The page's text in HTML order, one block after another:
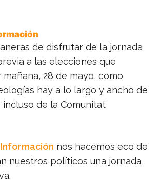
de disfrutar de la jornada
a las elecciones que
28 de mayo, como
hay a lo largo y ancho de
de la Comunitat
nos hacemos eco de
nuestros políticos una jornada